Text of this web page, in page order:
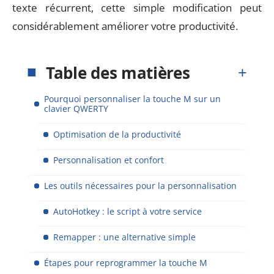
texte récurrent, cette simple modification peut
considérablement améliorer votre productivité.
Table des matières
Pourquoi personnaliser la touche M sur un
clavier QWERTY
Optimisation de la productivité
Personnalisation et confort
Les outils nécessaires pour la personnalisation
AutoHotkey : le script à votre service
Remapper : une alternative simple
Étapes pour reprogrammer la touche M